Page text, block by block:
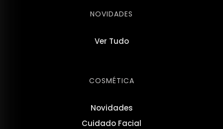
NOVIDADES
Ver Tudo
COSMÉTICA
Novidades
Cuidado Facial